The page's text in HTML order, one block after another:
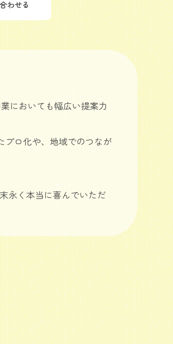
わせる
においても幅広い提案力
ロ化や、地域でのつなが
永く本当に喜んでいただ